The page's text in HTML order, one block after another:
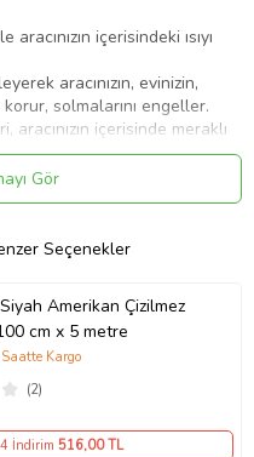
içerisindeki ısıyı
aracınızın, evinizin,
solmalarını engeller.
içerisinde meraklı
sevdiklerinizin konforlu
şekilde
zar tabakasını açtıktan sonra
getirdikten sonra altta
ile hiçbir boşluk ve sıvı
kısımları falçata ile
12 saat arası kurumaya
Gör
Seçenekler
Amerikan Çizilmez
cm x 5 metre
(2)
Kargo
İndirim 516,00 TL